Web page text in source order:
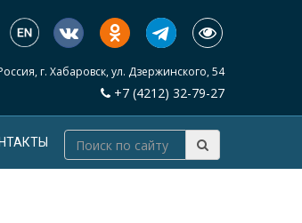
г. Хабаровск, ул. Дзержинского, 54
+7 (4212) 32-79-27